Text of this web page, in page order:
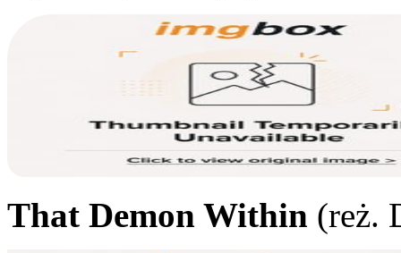
That Demon Within (reż.